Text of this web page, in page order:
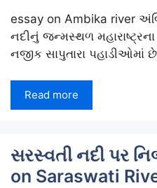
essay on Ambika river
નદીનું જન્મસ્થળ મહારાષ્ટ્રના
નજીક સાપુતારા પહાડીઓમાં
Read more
સરસ્વતી નદી પર
on Saraswati